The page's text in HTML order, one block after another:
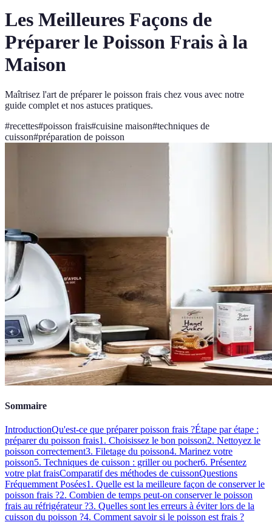
Les Meilleures Façons de
Préparer le Poisson Frais à la
Maison
Maîtrisez l'art de préparer le poisson frais chez vous avec notre
guide complet et nos astuces pratiques.
#recettes#poisson frais#cuisine maison#techniques de
cuisson#préparation de poisson
Sommaire
IntroductionQu'est-ce que préparer poisson frais ?Étape par étape :
préparer du poisson frais1. Choisissez le bon poisson2. Nettoyez le
poisson correctement3. Filetage du poisson4. Marinez votre
poisson5. Techniques de cuisson : griller ou pocher6. Présentez
votre plat fraisComparatif des méthodes de cuissonQuestions
Fréquemment Posées1. Quelle est la meilleure façon de conserver le
poisson frais ?2. Combien de temps peut-on conserver le poisson
frais au réfrigérateur ?3. Quelles sont les erreurs à éviter lors de la
cuisson du poisson ?4. Comment savoir si le poisson est frais ?